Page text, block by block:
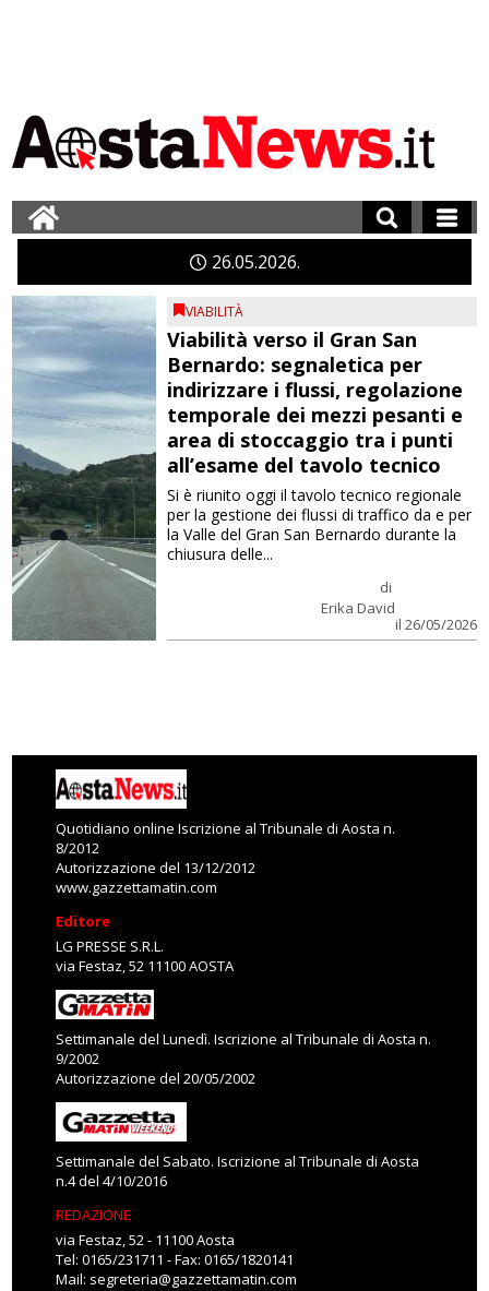
2605 2026
VIABILITÀ
Viabilità verso il Gran San
Bernardo: segnaletica per
indirizzare i flussi, regolazione
temporale dei mezzi pesanti e
area di stoccaggio tra i punti
all’esame del tavolo tecnico
di
Erika David
il 26/05/2026
Si è riunito oggi il tavolo tecnico regionale
per la gestione dei flussi di traffico da e per
la Valle del Gran San Bernardo durante la
chiusura delle...
Quotidiano online Iscrizione al Tribunale di Aosta n.
8/2012
Autorizzazione del 13/12/2012
www.gazzettamatin.com
Editore
LG PRESSE S.R.L.
via Festaz, 52 11100 AOSTA
Settimanale del Lunedì. Iscrizione al Tribunale di Aosta n.
9/2002
Autorizzazione del 20/05/2002
Settimanale del Sabato. Iscrizione al Tribunale di Aosta
n.4 del 4/10/2016
REDAZIONE
via Festaz, 52 - 11100 Aosta
Tel: 0165/231711 - Fax: 0165/1820141
Mail: segreteria@gazzettamatin.com